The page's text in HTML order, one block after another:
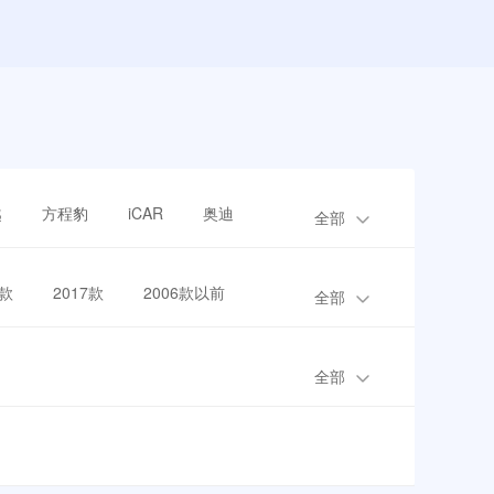
方程豹 iCAR 奥迪 全部
2017款 2006款以前 全部
全部